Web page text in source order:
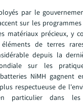
par le
sur les programmes
matériaux précieux, y
de terres
depuis la
sur les
NiMH gagnent
respectueuse de
particulier dans